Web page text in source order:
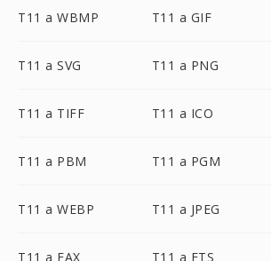
T11 a WBMP T11 a GIF
T11 a SVG T11 a PNG
T11 a TIFF T11 a ICO
T11 a PBM T11 a PGM
T11 a WEBP T11 a JPEG
T11 a FAX T11 a FTS